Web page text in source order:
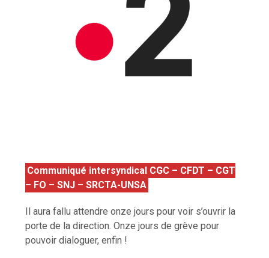
Communiqué intersyndical CGC – CFDT – CGT
– FO – SNJ – SRCTA-UNSA
Il aura fallu attendre onze jours pour voir s’ouvrir la
porte de la direction. Onze jours de grève pour
pouvoir dialoguer, enfin !